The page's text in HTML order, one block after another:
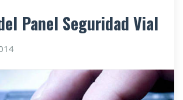
Panel Seguridad Vial